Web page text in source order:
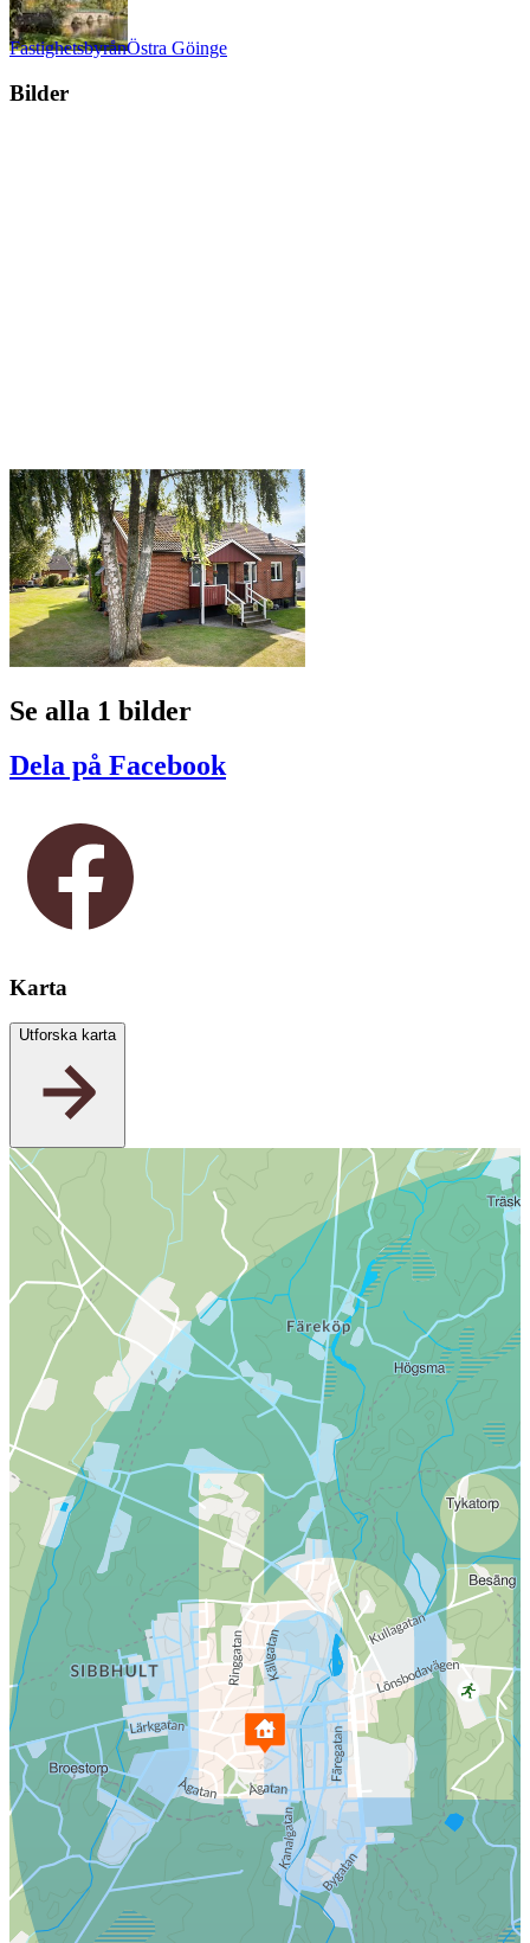
FastighetsbyrånÖstra Göinge
Bilder
Se alla 1 bilder
Dela på Facebook
Karta
Utforska karta